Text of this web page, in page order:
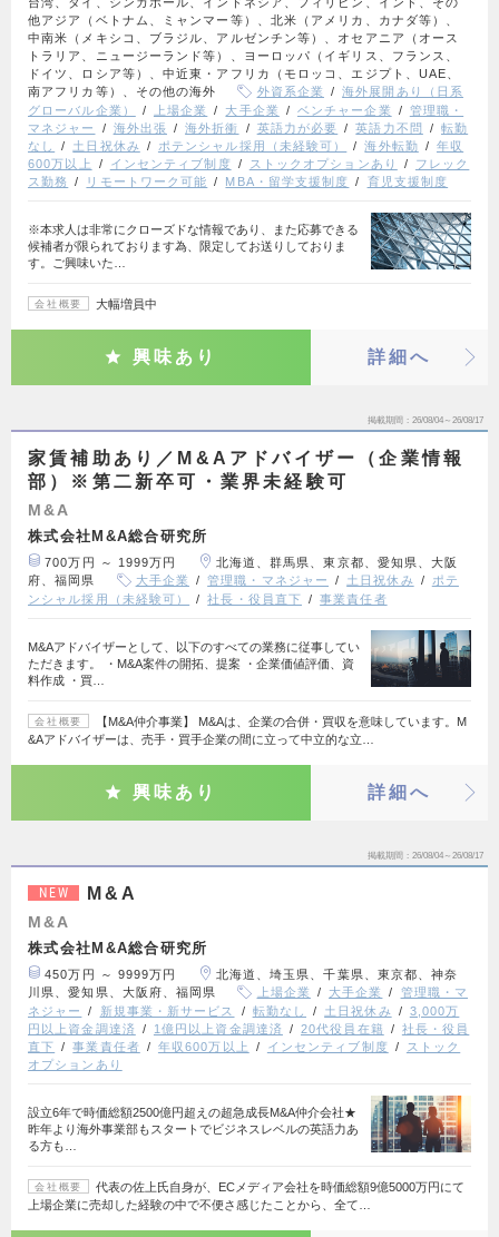
他アジア（ベトナム、ミャンマー等）、北米（アメリカ、カナダ等）、
中南米（メキシコ、ブラジル、アルゼンチン等）、オセアニア（オース
トラリア、ニュージーランド等）、ヨーロッパ（イギリス、フランス、
ドイツ、ロシア等）、中近東・アフリカ（モロッコ、エジプト、UAE、
南アフリカ等）、その他の海外
外資系企業
海外展開あり（日系
グローバル企業）
上場企業 大手企業 ベンチャー企業
管理職・
マネジャー
海外出張 海外折衝 英語力が必要 英語力不問
転勤
なし
土日祝休み ポテンシャル採用（未経験可） 海外転勤
年収
600万以上
インセンティブ制度 ストックオプションあり
フレック
ス勤務
リモートワーク可能 MBA・留学支援制度 育児支援制度
※本求人は非常にクローズドな情報であり、また応募できる
候補者が限られております為、限定してお送りしておりま
す。ご興味いた…
会社概要 大幅増員中
興味あり 詳細へ
掲載期間 26/08/04～26/08/17
家賃補助あり／M&Aアドバイザー（企業情報
部）※第二新卒可・業界未経験可
M&A
株式会社M&A総合研究所
700万円 ～ 1999万円
北海道、群馬県、東京都、愛知県、大阪
府、福岡県
大手企業 管理職・マネジャー 土日祝休み
ポテ
ンシャル採用（未経験可）
社長・役員直下 事業責任者
M&Aアドバイザーとして、以下のすべての業務に従事してい
ただきます。 ・M&A案件の開拓、提案 ・企業価値評価、資
料作成 ・買…
会社概要
【M&A仲介事業】 M&Aは、企業の合併・買収を意味しています。M
&Aアドバイザーは、売手・買手企業の間に立って中立的な立…
興味あり 詳細へ
掲載期間 26/08/04～26/08/17
NEW M&A
M&A
株式会社M&A総合研究所
450万円 ～ 9999万円
北海道、埼玉県、千葉県、東京都、神奈
川県、愛知県、大阪府、福岡県
上場企業 大手企業
管理職・マ
ネジャー
新規事業・新サービス 転勤なし 土日祝休み
3,000万
円以上資金調達済
1億円以上資金調達済 20代役員在籍
社長・役員
直下
事業責任者 年収600万以上 インセンティブ制度
ストック
オプションあり
設立6年で時価総額2500億円超えの超急成長M&A仲介会社★
昨年より海外事業部もスタートでビジネスレベルの英語力あ
る方も…
会社概要
代表の佐上氏自身が、ECメディア会社を時価総額9億5000万円にて
上場企業に売却した経験の中で不便さ感じたことから、全て…